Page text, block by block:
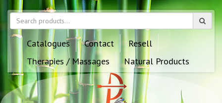
Catalogues Contact
Resell
Therapies / Massages
Natural Products